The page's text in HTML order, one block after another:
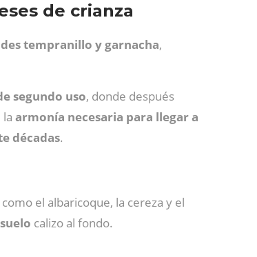
de crianza
tempranillo y garnacha,
segundo uso, donde después
la armonía necesaria para llegar a
décadas.
como el albaricoque, la cereza y el
calizo al fondo.